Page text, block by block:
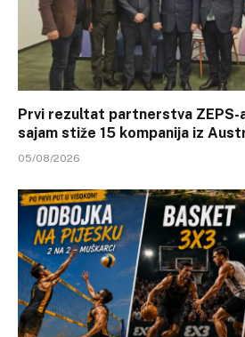
Prvi rezultat partnerstva ZEPS-
sajam stiže 15 kompanija iz
05/08/2026